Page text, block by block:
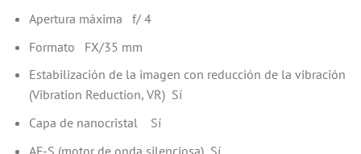
Apertura máxima f/ 4
Formato FX/35 mm
Estabilización de la imagen con reducción de la vibración
(Vibration Reduction, VR) Sí
Capa de nanocristal Sí
AF-S (motor de onda silenciosa) Sí